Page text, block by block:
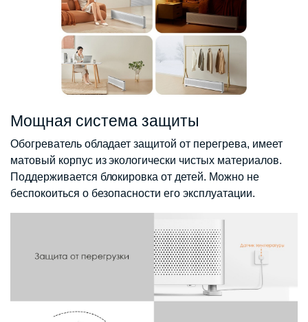
Мощная система защиты
Обогреватель обладает защитой от перегрева, имеет
матовый корпус из экологически чистых материалов.
Поддерживается блокировка от детей. Можно не
беспокоиться о безопасности его эксплуатации.